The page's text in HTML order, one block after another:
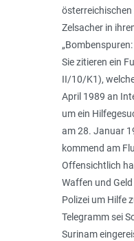
Zelsacher in
Sie zitieren ein
II/10/K1),
April 1989 an
um ein
am 28. Januar
kommend am
Offensichtlich
Waffen und
Polizei um Hilfe
Telegramm sei
Surinam